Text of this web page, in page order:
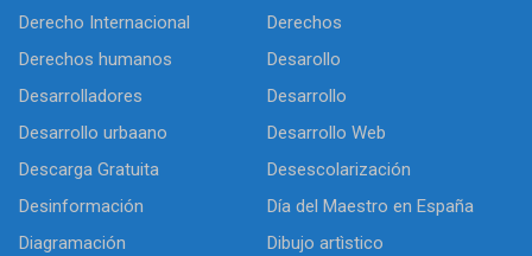
Derecho Internacional
Derechos
Derechos humanos
Desarollo
Desarrolladores
Desarrollo
Desarrollo urbaano
Desarrollo Web
Descarga Gratuita
Desescolarización
Desinformación
Día del Maestro en España
Diagramación
Dibujo artìstico